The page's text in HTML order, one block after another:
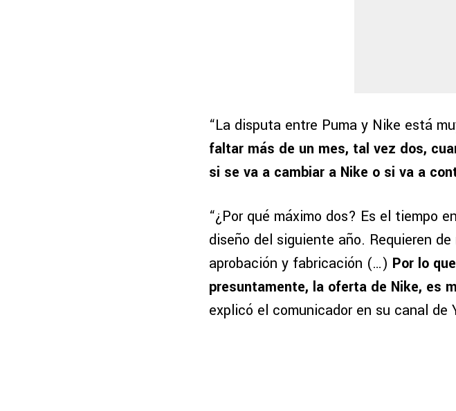
“La disputa entre Puma y Nike está
faltar más de un mes, tal vez dos,
si se va a cambiar a Nike o si va a
“¿Por qué máximo dos? Es el tiempo
diseño del siguiente año. Requieren
aprobación y fabricación (…) Por lo
presuntamente, la oferta de Nike, es
explicó el comunicador en su canal de